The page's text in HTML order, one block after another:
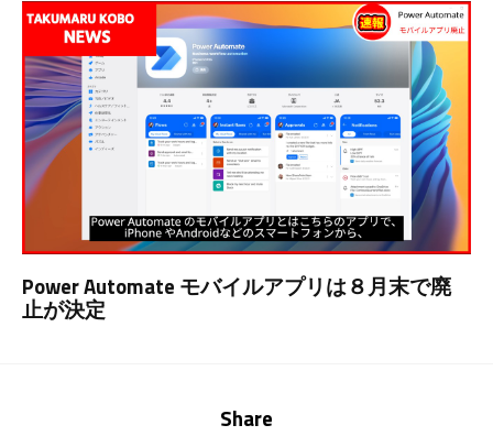
Power Automate モバイルアプリは８月末で廃
止が決定
Share